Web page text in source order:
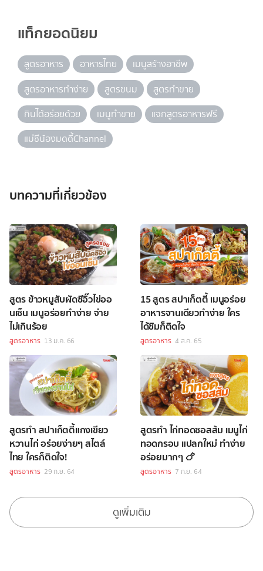
แท็กยอดนิยม
สูตรอาหาร อาหารไทย
เมนูสร้างอาชีพ
สูตรอาหารทำง่าย
สูตรขนม
สูตรทำขาย
กินได้อร่อยด้วย
เมนูทำขาย
แจกสูตรอาหารฟรี
แม่ซีน้องมดดี้Channel
บทความที่เกี่ยวข้อง
สูตร ข้าวหมูสับผัดซีอิ๊วไข่ออ
นเซ็น เมนูอร่อยทำง่าย จ่าย
ไม่เกินร้อย
สูตรอาหาร 13 ม.ค. 66
15 สูตร สปาเก็ตตี้ เมนูอร่อย
อาหารจานเดียวทำง่าย ใคร
ได้ชิมก็ติดใจ
สูตรอาหาร 4 ส.ค. 65
สูตรทำ สปาเก็ตตี้แกงเขียว
หวานไก่ อร่อยง่ายๆ สไตล์
ไทย ใครก็ติดใจ!
สูตรอาหาร 29 ก.ย. 64
สูตรทำ ไก่ทอดซอสส้ม เมนูไก่
ทอดกรอบ แปลกใหม่ ทำง่าย
อร่อยมากๆ 🍗
สูตรอาหาร 7 ก.ย. 64
ดูเพิ่มเติม